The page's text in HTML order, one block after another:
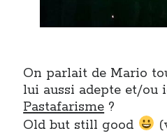
On parlait de Mario
lui aussi adepte et/ou
Pastafarisme ?
Old but still good